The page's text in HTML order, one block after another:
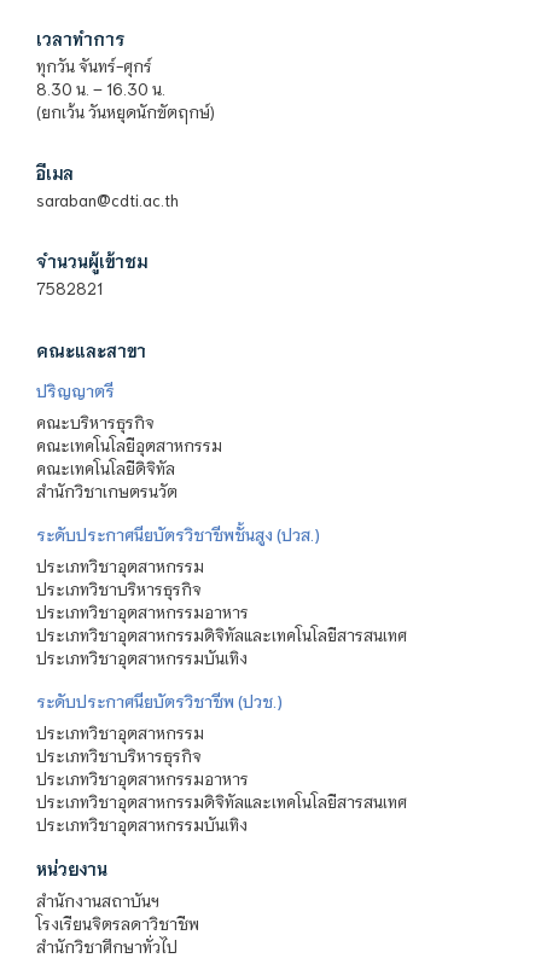
เวลาทำการ
ทุกวัน จันทร์-ศุกร์
8.30 น. – 16.30 น.
(ยกเว้น วันหยุดนักขัตฤกษ์)
อีเมล
saraban@cdti.ac.th
จำนวนผู้เข้าชม
7582821
คณะและสาขา
ปริญญาตรี
คณะบริหารธุรกิจ
คณะเทคโนโลยีอุตสาหกรรม
คณะเทคโนโลยีดิจิทัล
สำนักวิชาเกษตรนวัต
ระดับประกาศนียบัตรวิชาชีพชั้นสูง (ปวส.)
ประเภทวิชาอุตสาหกรรม
ประเภทวิชาบริหารธุรกิจ
ประเภทวิชาอุตสาหกรรมอาหาร
ประเภทวิชาอุตสาหกรรมดิจิทัลและเทคโนโลยีสารสนเทศ
ประเภทวิชาอุตสาหกรรมบันเทิง
ระดับประกาศนียบัตรวิชาชีพ (ปวช.)
ประเภทวิชาอุตสาหกรรม
ประเภทวิชาบริหารธุรกิจ
ประเภทวิชาอุตสาหกรรมอาหาร
ประเภทวิชาอุตสาหกรรมดิจิทัลและเทคโนโลยีสารสนเทศ
ประเภทวิชาอุตสาหกรรมบันเทิง
หน่วยงาน
สำนักงานสถาบันฯ
โรงเรียนจิตรลดาวิชาชีพ
สำนักวิชาศึกษาทั่วไป